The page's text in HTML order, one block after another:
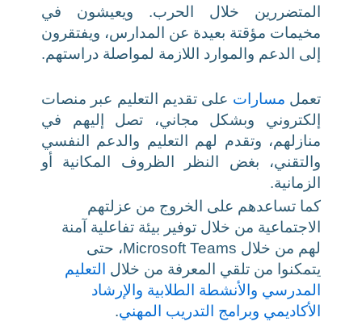
المتضررين خلال الحرب. ويعيشون في
مخيمات مؤقتة بعيدة عن المدارس، ويفتقرون
إلى الدعم والموارد اللازمة لمواصلة دراستهم.
تعمل مسارات على تقديم التعليم عبر منصات
إلكتروني وبشكل مجاني، تصل إليهم في
منازلهم، وتقدم لهم التعليم والدعم النفسي
والتقني، بغض النظر الظروف المكانية أو
الزمانية.
كما تساعدهم على الخروج من عزلتهم
الاجتماعية من خلال توفير بيئة تفاعلية آمنة
لهم من خلال Microsoft Teams، حتى
يتمكنوا من تلقي المعرفة من خلال
التعليم
المدرسي والأنشطة الطلابية والإرشاد
الأكاديمي وبرامج التدريب المهني.